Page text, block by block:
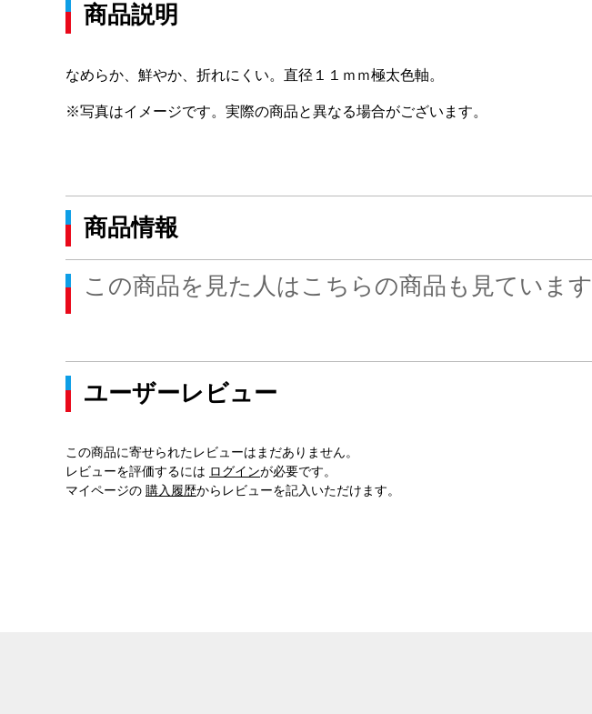
商品説明
なめらか、鮮やか、折れにくい。直径１１ｍｍ極太色軸。
※写真はイメージです。実際の商品と異なる場合がございます。
商品情報
この商品を見た人はこちらの商品も見ています
ユーザーレビュー
この商品に寄せられたレビューはまだありません。
レビューを評価するには ログインが必要です。
マイページの 購入履歴からレビューを記入いただけます。